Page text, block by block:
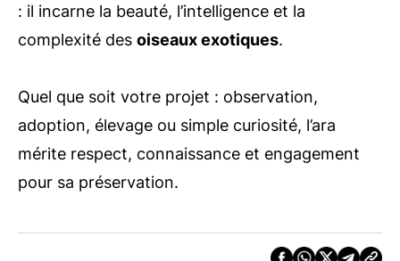
: il incarne la beauté, l’intelligence et la
complexité des oiseaux exotiques.
Quel que soit votre projet : observation,
adoption, élevage ou simple curiosité, l’ara
mérite respect, connaissance et engagement
pour sa préservation.